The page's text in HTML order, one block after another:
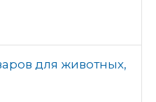
для животных,